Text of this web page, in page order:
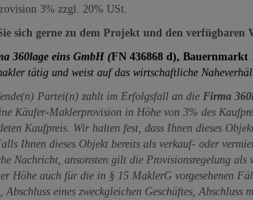
3% zzgl. 20% USt.
sich gerne zu dem Projekt und den verfügbaren
360lage eins GmbH (FN 436868 d), Bauernmarkt
tätig und weist auf das wirtschaftliche
Partei(n) zahlt im Erfolgsfall an die Firma
Käufer-Maklerprovision in Höhe von 3% des
Kaufpreis. Wir halten fest, dass Ihnen dieses
Ihnen dieses Objekt bereits als verkauf- oder
Nachricht, ansonsten gilt die Provisionsregelung
Höhe auch für die in § 15 MaklerG vorgesehenen
Abschluss eines zweckgleichen Geschäftes,